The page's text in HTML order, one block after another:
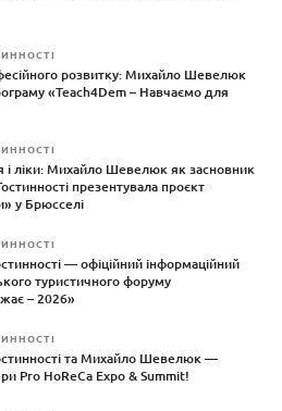
розвитку: Михайло Шевелюк
«Teach4Dem – Навчаємо для
і ліки: Михайло Шевелюк як засновник
презентувала проєкт
у Брюсселі
— офіційний інформаційний
туристичного форуму
– 2026»
та Михайло Шевелюк —
Pro HoReCa Expo & Summit!